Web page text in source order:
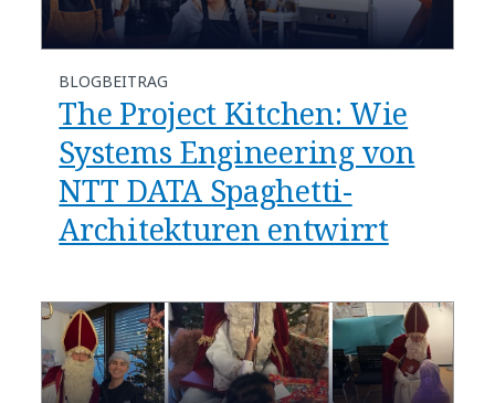
BLOGBEITRAG
The Project Kitchen: Wie
Systems Engineering von
NTT DATA Spaghetti-
Architekturen entwirrt